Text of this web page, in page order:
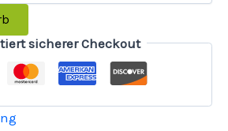
sicherer Checkout